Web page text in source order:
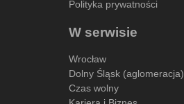
Polityka prywatności
W serwisie
Wrocław
Dolny Śląsk (aglomeracja)
Czas wolny